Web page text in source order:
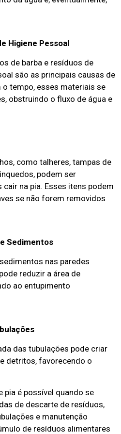
Higiene Pessoal
de barba e resíduos de
são as principais causas de
o tempo, esses materiais se
obstruindo o fluxo de água e
como talheres, tampas de
podem ser
na pia. Esses itens podem
se não forem removidos
Sedimentos
nas paredes
reduzir a área de
ao entupimento
das tubulações pode criar
detritos, favorecendo o
pia é possível quando se
de descarte de resíduos,
e manutenção
de resíduos alimentares